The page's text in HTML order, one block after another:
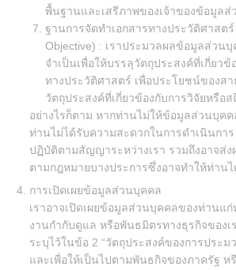
พื้นฐานและเสรีภาพของเจ้าของข้อมูลส่
ฐานการจัดทำเอกสารทางประวัติศาสตร์
Objective) : เราประมวลผลข้อมูลส่วน
จำเป็นเพื่อให้บรรลุวัตถุประสงค์ที่เกี่ยวข้
ทางประวัติศาสตร์ เพื่อประโยชน์ของส
วัตถุประสงค์ที่เกี่ยวข้องกับการวิจัยหรือส
อย่างไรก็ตาม หากท่านไม่ให้ข้อมูลส่วนบุคค
ท่านไม่ได้รับความสะดวกในการดำเนินกา
ปฏิบัติตามสัญญาระหว่างเรา รวมถึงอาจส่
ตามกฎหมายบางประการซึ่งอาจทำให้ท่าน
การเปิดเผยข้อมูลส่วนบุคคล
เราอาจเปิดเผยข้อมูลส่วนบุคคลของท่านแ
งานกำกับดูแล หรือพันธมิตรทางธุรกิจของ
ระบุไว้ในข้อ 2 “วัตถุประสงค์ของการประ
และเพื่อให้เป็นไปตามพันธกิจของภาครัฐ ห